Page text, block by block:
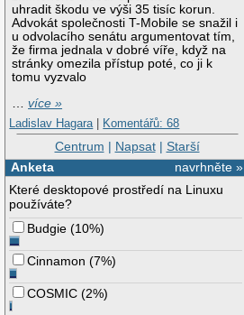
uhradit škodu ve výši 35 tisíc korun.
Advokát společnosti T-Mobile se snažil i
u odvolacího senátu argumentovat tím,
že firma jednala v dobré víře, když na
stránky omezila přístup poté, co ji k
tomu vyzvalo
…více »
Ladislav Hagara | Komentářů: 68
Centrum | Napsat| Starší
navrhněte »
Anketa
Které desktopové prostředí na Linuxu
používáte?
Budgie (10%)
Cinnamon (7%)
COSMIC (2%)